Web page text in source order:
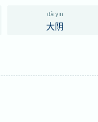
dà yīn
大阴